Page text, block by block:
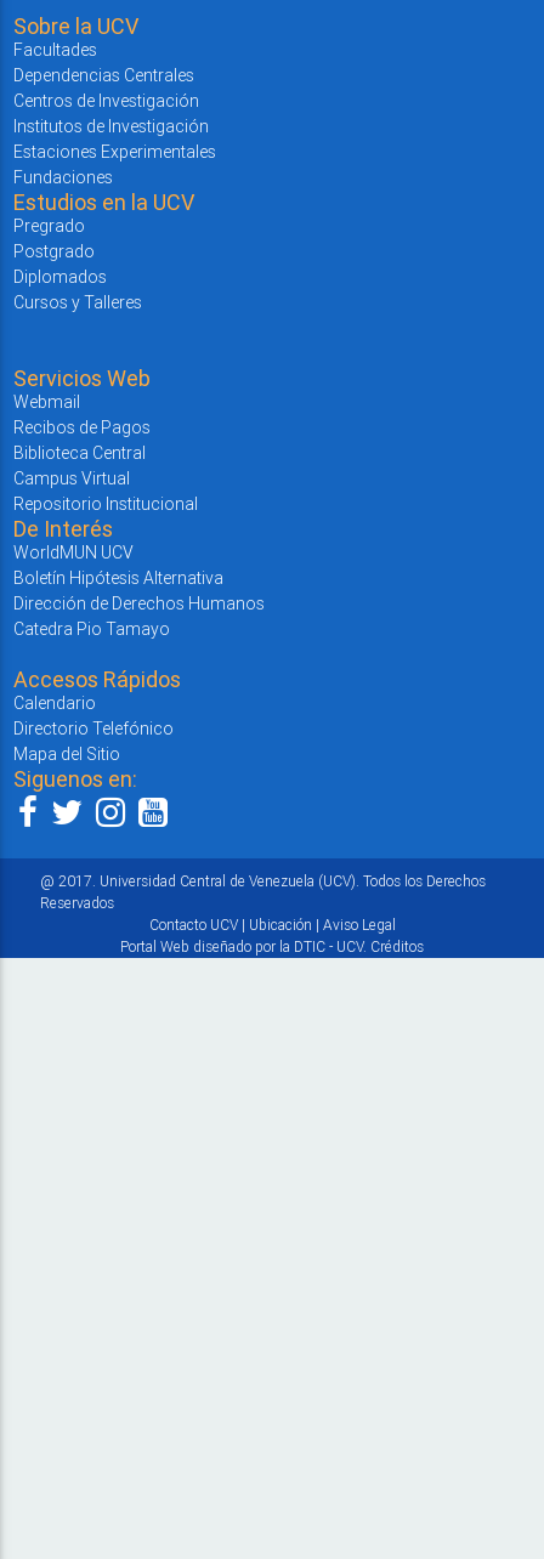
Sobre la UCV
Facultades
Dependencias Centrales
Centros de Investigación
Institutos de Investigación
Estaciones Experimentales
Fundaciones
Estudios en la UCV
Pregrado
Postgrado
Diplomados
Cursos y Talleres
Servicios Web
Webmail
Recibos de Pagos
Biblioteca Central
Campus Virtual
Repositorio Institucional
De Interés
WorldMUN UCV
Boletín Hipótesis Alternativa
Dirección de Derechos Humanos
Catedra Pio Tamayo
Accesos Rápidos
Calendario
Directorio Telefónico
Mapa del Sitio
Siguenos en:
@ 2017. Universidad Central de Venezuela (UCV). Todos los Derechos
Reservados
Contacto UCV| Ubicación | Aviso Legal
Portal Web diseñado por la DTIC - UCV. Créditos